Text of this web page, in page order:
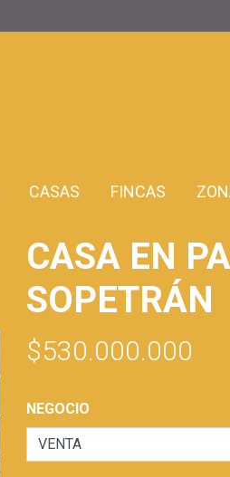
CASAS FINCAS
CASA EN
SOPETRÁN
$530.000.000
NEGOCIO